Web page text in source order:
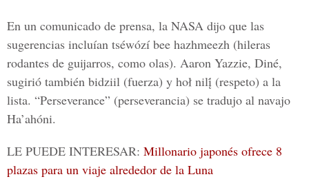
En un comunicado de prensa, la NASA dijo que las
sugerencias incluían tséwózí bee hazhmeezh (hileras
rodantes de guijarros, como olas). Aaron Yazzie, Diné,
sugirió también bidziil (fuerza) y hoł nilį́ (respeto) a la
lista. “Perseverance” (perseverancia) se tradujo al navajo
Ha’ahóni.
LE PUEDE INTERESAR: Millonario japonés ofrece 8
plazas para un viaje alrededor de la Luna